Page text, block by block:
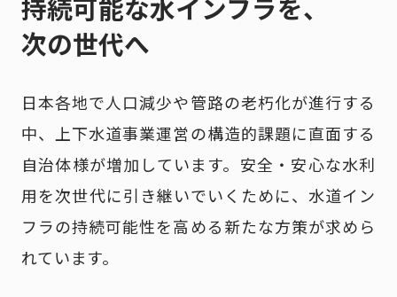
持続可能な水インフラを、
次の世代へ
日本各地で人口減少や管路の老朽化が進行する
中、上下水道事業運営の構造的課題に直面する
自治体様が増加しています。安全・安心な水利
用を次世代に引き継いでいくために、水道イン
フラの持続可能性を高める新たな方策が求めら
れています。